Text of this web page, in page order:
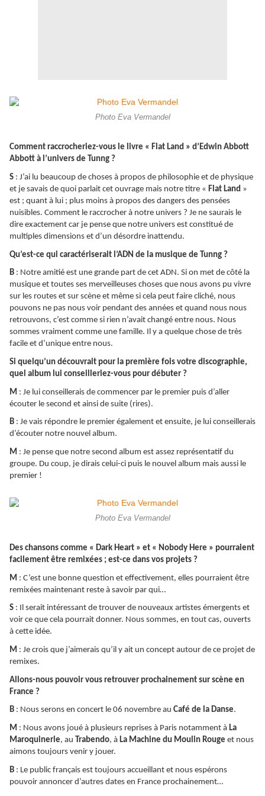
Photo Eva Vermandel
Comment raccrocheriez-vous le livre « Flat Land » d’Edwin Abbott
Abbott à l’univers de Tunng ?
S : J’ai lu beaucoup de choses à propos de philosophie et de physique
et je savais de quoi parlait cet ouvrage mais notre titre « Flat Land »
est ; quant à lui ; plus moins à propos des dangers des pensées
nuisibles. Comment le raccrocher à notre univers ? Je ne saurais le
dire exactement car je pense que notre univers est constitué de
multiples dimensions et d’un désordre inattendu.
Qu’est-ce qui caractériserait l’ADN de la musique de Tunng ?
B : Notre amitié est une grande part de cet ADN. Si on met de côté la
musique et toutes ses merveilleuses choses que nous avons pu vivre
sur les routes et sur scène et même si cela peut faire cliché, nous
pouvons ne pas nous voir pendant des années et quand nous nous
retrouvons, c’est comme si rien n’avait changé entre nous. Nous
sommes vraiment comme une famille. Il y a quelque chose de très
facile et d’unique entre nous.
Si quelqu’un découvrait pour la première fois votre discographie,
quel album lui conseilleriez-vous pour débuter ?
M : Je lui conseillerais de commencer par le premier puis d’aller
écouter le second et ainsi de suite (rires).
B : Je vais répondre le premier également et ensuite, je lui conseillerais
d’écouter notre nouvel album.
M : Je pense que notre second album est assez représentatif du
groupe. Du coup, je dirais celui-ci puis le nouvel album mais aussi le
premier !
Photo Eva Vermandel
Des chansons comme « Dark Heart » et « Nobody Here » pourraient
facilement être remixées ; est-ce dans vos projets ?
M : C’est une bonne question et effectivement, elles pourraient être
remixées maintenant reste à savoir par qui…
S : Il serait intéressant de trouver de nouveaux artistes émergents et
voir ce que cela pourrait donner. Nous sommes, en tout cas, ouverts
à cette idée.
M : Je crois que j’aimerais qu’il y ait un concept autour de ce projet de
remixes.
Allons-nous pouvoir vous retrouver prochainement sur scène en
France ?
B : Nous serons en concert le 06 novembre au Café de la Danse.
M : Nous avons joué à plusieurs reprises à Paris notamment à La
Maroquinerie, au Trabendo, à La Machine du Moulin Rouge et nous
aimons toujours venir y jouer.
B : Le public français est toujours accueillant et nous espérons
pouvoir annoncer d’autres dates en France prochainement…